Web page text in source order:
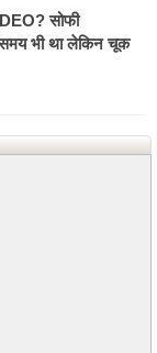
सोफी
भी था लेकिन चूक